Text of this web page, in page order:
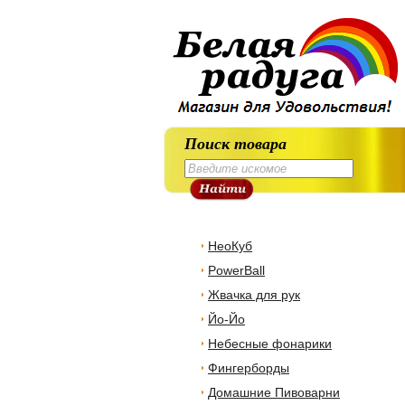
Поиск товара
НеоКуб
PowerBall
Жвачка для рук
Йо-Йо
Небесные фонарики
Фингерборды
Домашние Пивоварни